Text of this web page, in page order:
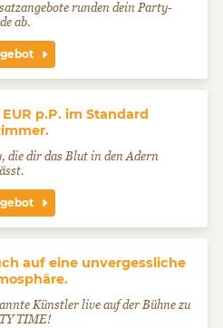
runden dein Party-
ab.
p.P. im Standard
die dir das Blut in den Adern
auf eine unvergessliche
Künstler live auf der Bühne zu
TIME!